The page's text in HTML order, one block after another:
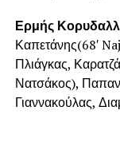
Ερμής
Καπετάνης(68′
Πλιάγκας,
Νατσάκος),
Γιαννακούλας,